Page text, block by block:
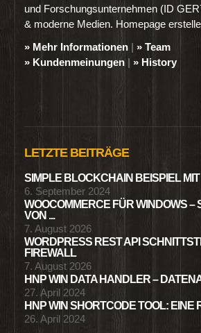
und Forschungsunternehmen (ID
& moderne Medien. Homepage
» Mehr Informationen | » Team
» Kundenmeinungen | » History
LETZTE BEITRÄGE
SIMPLE BLOCKCHAIN BEISPIEL
6. September 2024
WOOCOMMERCE FÜR WINDOWS –
VON ...
7. August 2026
WORDPRESS REST API
FIREWALL
7. August 2026
HNP WIN DATA HANDLER –
27. April 2024
HNP WIN SHORTCODE TOOL: EINE
26. April 2024